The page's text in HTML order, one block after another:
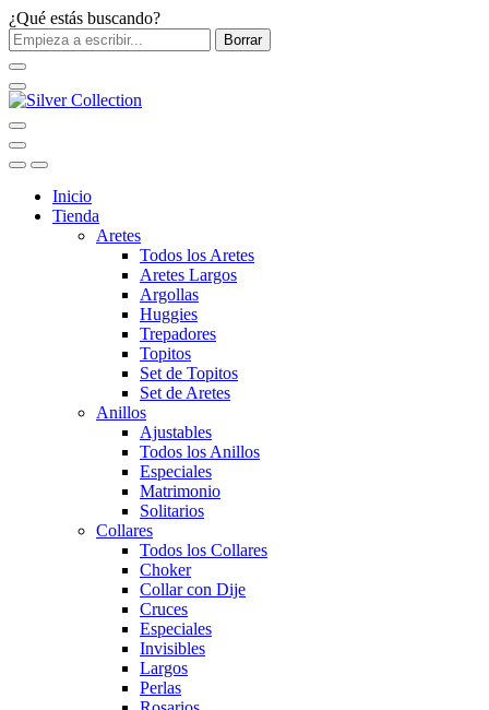
¿Qué estás buscando?
Borrar
Inicio
Tienda
Aretes
Todos los Aretes
Aretes Largos
Argollas
Huggies
Trepadores
Topitos
Set de Topitos
Set de Aretes
Anillos
Ajustables
Todos los Anillos
Especiales
Matrimonio
Solitarios
Collares
Todos los Collares
Choker
Collar con Dije
Cruces
Especiales
Invisibles
Largos
Perlas